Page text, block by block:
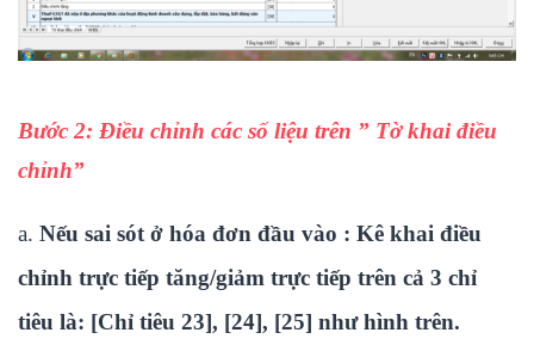
Bước 2: Điều chỉnh các số liệu trên ” Tờ khai điều
chỉnh”
a. Nếu sai sót ở hóa đơn đầu vào : Kê khai điều
chỉnh trực tiếp tăng/giảm trực tiếp trên cả 3 chỉ
tiêu là: [Chỉ tiêu 23], [24], [25] như hình trên.